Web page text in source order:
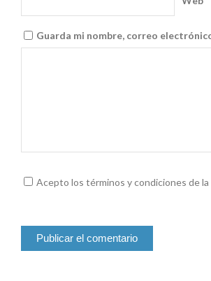
Guarda mi nombre, correo
Acepto los términos y condiciones de la